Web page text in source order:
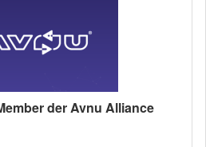
der Avnu Alliance